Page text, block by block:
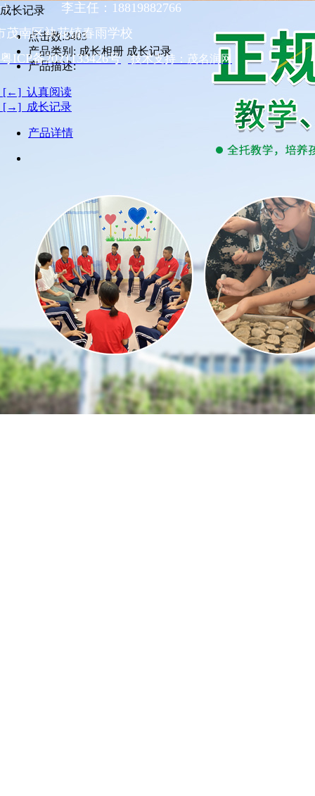
成长记录
点击数:3403
产品类别: 成长相册 成长记录
产品描述:
[←] 认真阅读
[→] 成长记录
产品详情
号） 李主任：18819882766
茂南区袂花镇春雨学校
粤ICP备2021133426号
技术支持：茂名润网